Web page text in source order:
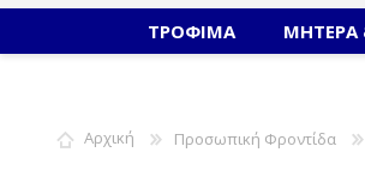
ΤΡΟΦΙΜΑ ΜΗΤΕΡΑ
Αρχική Προσωπική Φροντίδα